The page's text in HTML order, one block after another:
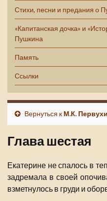
Стихи, песни и предания о
«Капитанская дочка» и
Пушкина
Память
Ссылки
Вернуться к М.К.
Глава шестая
Екатерине не спалось в
задремала в своей
взметнулось в груди и